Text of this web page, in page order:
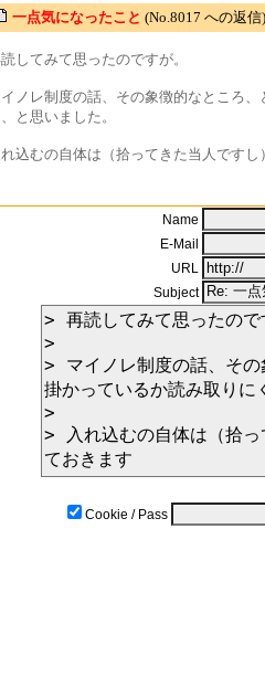
一点気になったこと (No.8017 への返
してみて思ったのですが。
ノレ制度の話、その象徴的なところ
と思いました。
れ込むの自体は（拾ってきた当人です
Name
E-Mail
URL
Subject
Cookie / Pass